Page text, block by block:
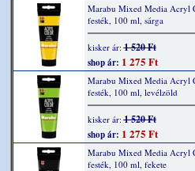
Marabu Mixed Media Acryl
festék, 100 ml, sárga
kisker ár:1 520 Ft
shop ár: 1 275 Ft
Marabu Mixed Media Acryl
festék, 100 ml, levélzöld
kisker ár:1 520 Ft
shop ár: 1 275 Ft
Marabu Mixed Media Acryl
festék, 100 ml, fekete